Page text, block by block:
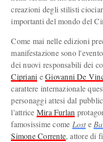
creazioni degli stilisti
importanti del mondo del
Come mai nelle edizioni
manifestazione sono
dei nuovi responsabili dei
Cipriani eGiovanni De
carattere internazionale
personaggi attesi dal
l'attrice Mira Furlan
famosissime come Loste
Simone Corrente, attore di